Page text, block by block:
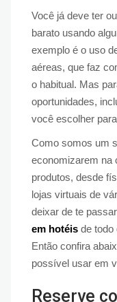
Você já deve ter
barato usando
exemplo é o uso
aéreas, que faz
o habitual. Mas
oportunidades,
você escolher
Como somos um
economizarem na
produtos, desde
lojas virtuais de
deixar de te
em hotéis de todo
Então confira
possível usar em
Reserve